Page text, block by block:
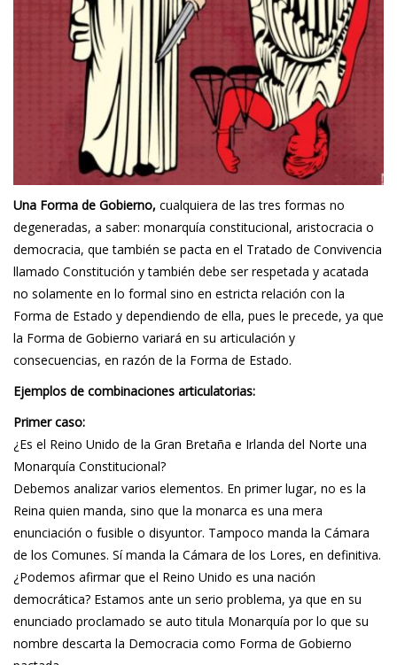
Una Forma de Gobierno, cualquiera de las tres formas no
degeneradas, a saber: monarquía constitucional, aristocracia o
democracia, que también se pacta en el Tratado de Convivencia
llamado Constitución y también debe ser respetada y acatada
no solamente en lo formal sino en estricta relación con la
Forma de Estado y dependiendo de ella, pues le precede, ya que
la Forma de Gobierno variará en su articulación y
consecuencias, en razón de la Forma de Estado.
Ejemplos de combinaciones articulatorias:
Primer caso:
¿Es el Reino Unido de la Gran Bretaña e Irlanda del Norte una
Monarquía Constitucional?
Debemos analizar varios elementos. En primer lugar, no es la
Reina quien manda, sino que la monarca es una mera
enunciación o fusible o disyuntor. Tampoco manda la Cámara
de los Comunes. Sí manda la Cámara de los Lores, en definitiva.
¿Podemos afirmar que el Reino Unido es una nación
democrática? Estamos ante un serio problema, ya que en su
enunciado proclamado se auto titula Monarquía por lo que su
nombre descarta la Democracia como Forma de Gobierno